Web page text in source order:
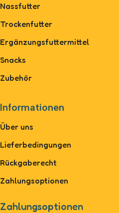
Nassfutter
Trockenfutter
Ergänzungsfuttermittel
Snacks
Zubehör
Informationen
Über uns
Lieferbedingungen
Rückgaberecht
Zahlungsoptionen
Zahlungsoptionen